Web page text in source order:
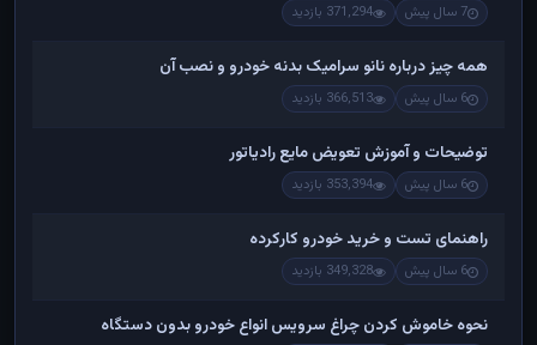
7 سال پیش 371,294 بازدید
همه چیز درباره نانو سرامیک بدنه خودرو و نصب آن
6 سال پیش 366,513 بازدید
توضیحات و آموزش تعویض مایع رادیاتور
6 سال پیش 353,394 بازدید
راهنمای تست و خريد خودرو کارکرده
6 سال پیش 349,328 بازدید
نحوه خاموش کردن چراغ سرویس انواع خودرو بدون دستگاه